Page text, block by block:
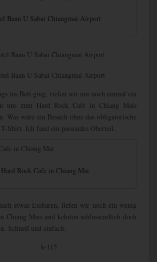
Baan U Sabai Chiangmai Airport
ins Bett ging, riefen wir uns noch einmal ein
uns zum Hard Rock Cafe in Chiang Mais
Was wäre ein Besuch ohne das obligatorische
Shirt. Ich fand ein passendes Oberteil.
Hard Rock Cafe in Chiang Mai
etwas Essbaren, liefen wir noch ein wenig
Chiang Mais und kehrten schlussendlich doch
Schnell und einfach.